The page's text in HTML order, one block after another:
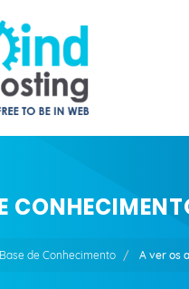
Base de Conhecimento A ver os